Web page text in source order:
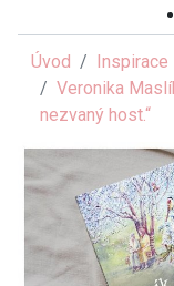
Úvod Inspirace
Veronika
nezvaný host.“